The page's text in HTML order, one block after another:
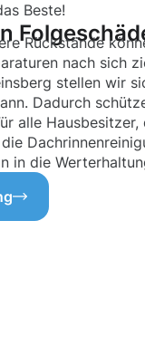
Beste!
Rückstände
nach sich
stellen wir
Dadurch
alle
in die